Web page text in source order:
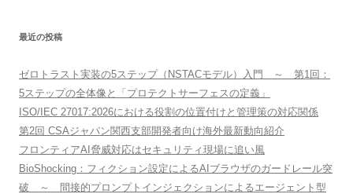
最近の投稿
ゼロトラスト実装の5ステップ（NSTACモデル）入門 ～ 第1回：
5ステップの全体像と「プロテクトサーフェスの定義」
ISO/IEC 27017:2026における役割の位置付けと管理策の対応関係
第2回 CSAジャパン関西支部開発者向け海外最新動向紹介
フロンティアAI脅威対応はセキュリティ現場に追い風
BioShocking：フィクション設定によるAIブラウザのガードレール突
破 ～ 間接的プロンプトインジェクションによるエージェント型